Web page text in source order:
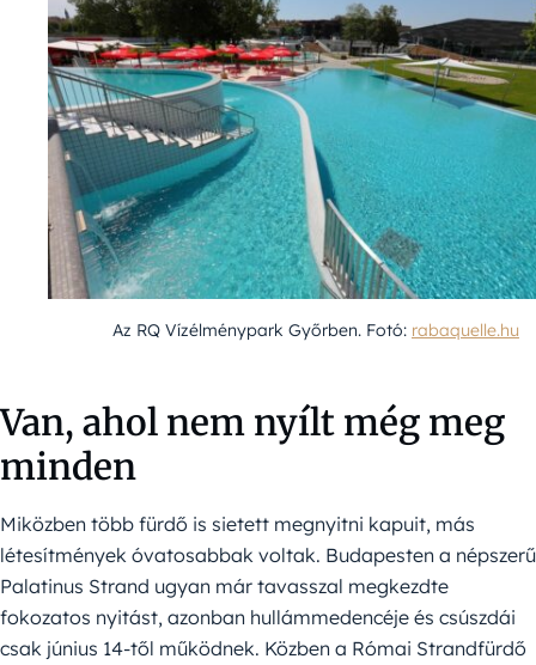
Az RQ Vízélménypark Győrben. Fotó: rabaquelle.hu
Van, ahol nem nyílt még meg
minden
Miközben több fürdő is sietett megnyitni kapuit, más
létesítmények óvatosabbak voltak. Budapesten a népszerű
Palatinus Strand ugyan már tavasszal megkezdte
fokozatos nyitást, azonban hullámmedencéje és csúszdái
csak június 14-től működnek. Közben a Római Strandfürdő